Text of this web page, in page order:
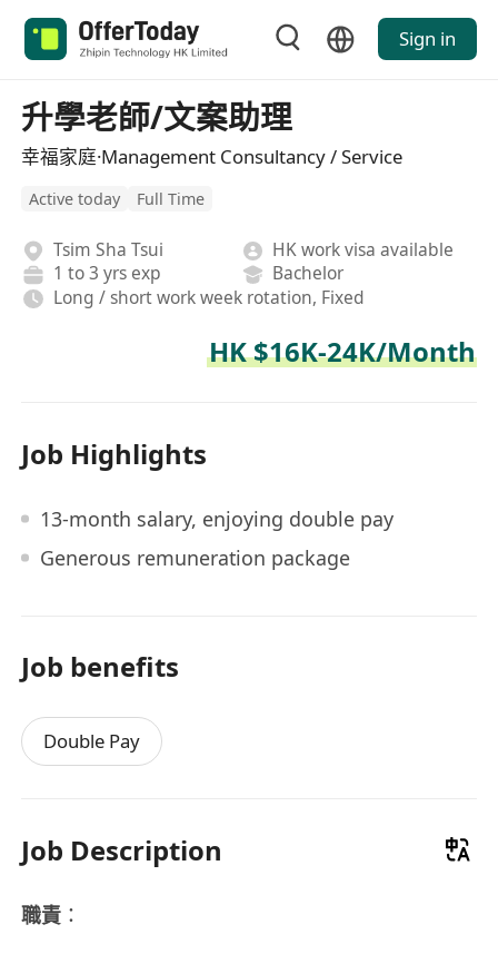
Sign in
升學老師/文案助理
幸福家庭·Management Consultancy / Service
Active today Full Time
Tsim Sha Tsui
HK work visa available
1 to 3 yrs exp
Bachelor
Long / short work week rotation, Fixed
HK $16K-24K/Month
Job Highlights
13-month salary, enjoying double pay
Generous remuneration package
Job benefits
Double Pay
Job Description
職責 ：